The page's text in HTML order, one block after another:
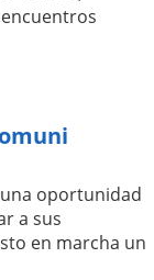
oportunidad
a sus
en marcha un